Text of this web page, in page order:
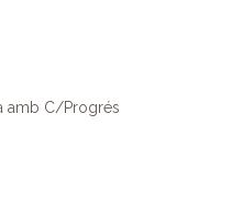
amb C/Progrés